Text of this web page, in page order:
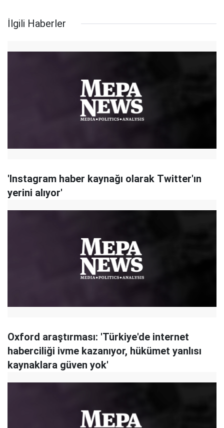
İlgili Haberler
'Instagram haber kaynağı olarak Twitter'ın
yerini alıyor'
Oxford araştırması: 'Türkiye'de internet
haberciliği ivme kazanıyor, hükümet yanlısı
kaynaklara güven yok'